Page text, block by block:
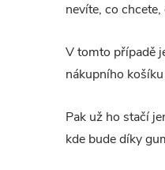
nevíte, co
V tomto případě
nákupního
Pak už ho stačí
kde bude díky